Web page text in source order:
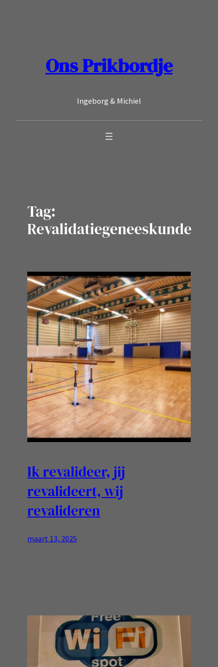
Ons Prikbordje
Ingeborg & Michiel
Tag:
Revalidatiegeneeskunde
Ik revalideer, jij
revalideert, wij
revalideren
maart 13, 2025